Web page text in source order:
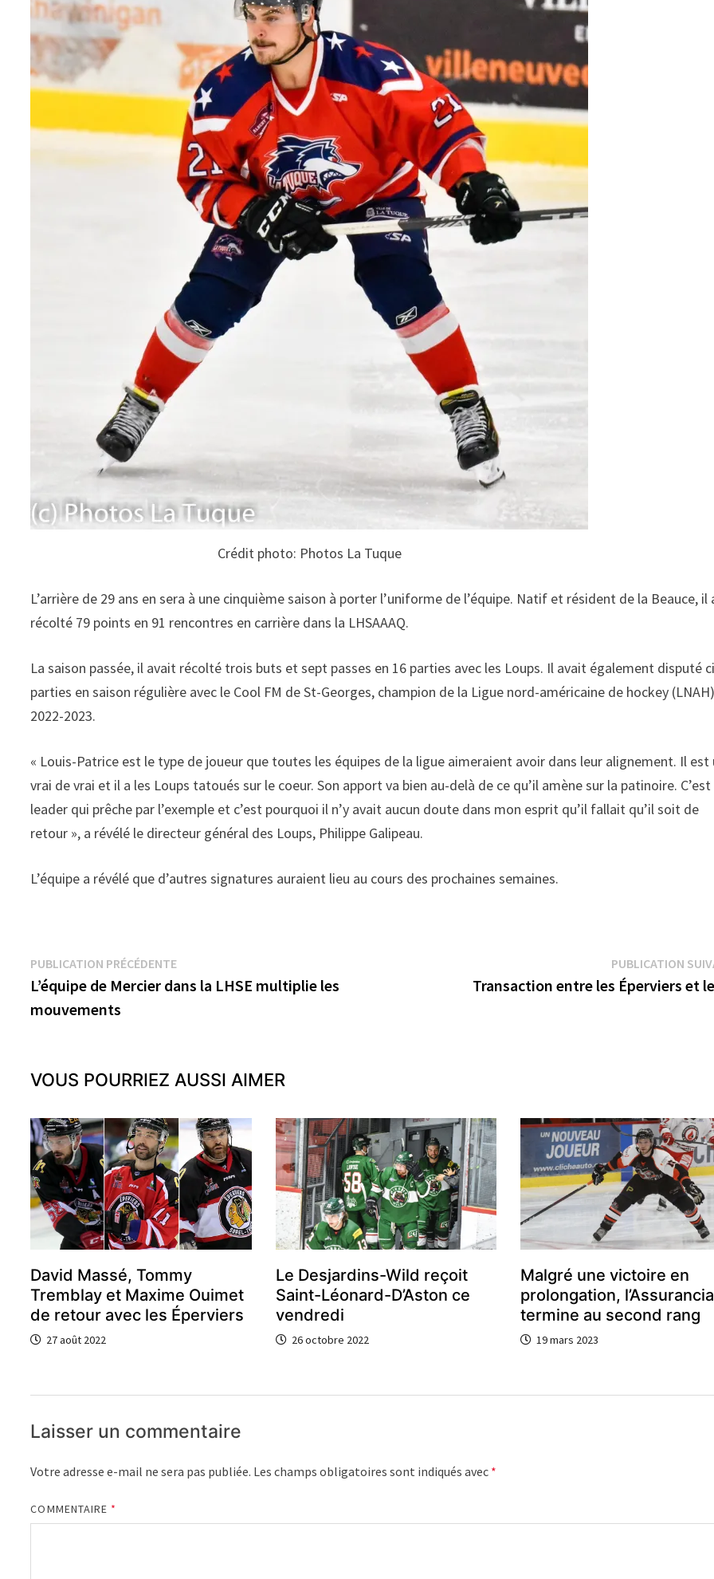
Crédit photo: Photos La Tuque
L’arrière de 29 ans en sera à une cinquième saison à porter l’uniforme de l’équipe. Natif et résident de la Beauce, il
récolté 79 points en 91 rencontres en carrière dans la LHSAAAQ.
La saison passée, il avait récolté trois buts et sept passes en 16 parties avec les Loups. Il avait également disputé
parties en saison régulière avec le Cool FM de St-Georges, champion de la Ligue nord-américaine de hockey
2022-2023.
« Louis-Patrice est le type de joueur que toutes les équipes de la ligue aimeraient avoir dans leur alignement. Il est
vrai de vrai et il a les Loups tatoués sur le coeur. Son apport va bien au-delà de ce qu’il amène sur la patinoire. C’est
leader qui prêche par l’exemple et c’est pourquoi il n’y avait aucun doute dans mon esprit qu’il fallait qu’il soit de
retour », a révélé le directeur général des Loups, Philippe Galipeau.
L’équipe a révélé que d’autres signatures auraient lieu au cours des prochaines semaines.
Navigation
de
PUBLICATION PRÉCÉDENTEPublication
précédente :
L’équipe de Mercier dans la LHSE multiplie les
mouvements
PUBLICATION
Transaction entre les Éperviers et
VOUS POURRIEZ AUSSI AIMER
David Massé, Tommy
Tremblay et Maxime Ouimet
de retour avec les Éperviers
27 août 2022
Le Desjardins-Wild reçoit
Saint-Léonard-D’Aston ce
vendredi
26 octobre 2022
Malgré une victoire en
prolongation, l’Assurancia
termine au second rang
19 mars 2023
Laisser un commentaire
Votre adresse e-mail ne sera pas publiée. Les champs obligatoires sont indiqués avec *
COMMENTAIRE *